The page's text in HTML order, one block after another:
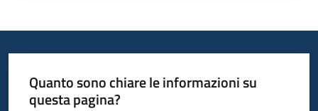
Seguici
Quanto sono chiare le informazioni su
questa pagina?